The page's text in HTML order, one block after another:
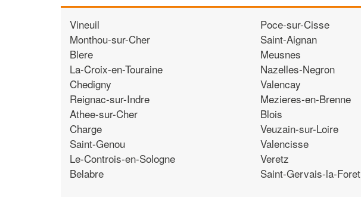
Vineuil
Monthou-sur-Cher
Blere
La-Croix-en-Touraine
Chedigny
Reignac-sur-Indre
Athee-sur-Cher
Charge
Saint-Genou
Le-Controis-en-Sologne
Belabre
Poce-sur-Cisse
Saint-Aignan
Meusnes
Nazelles-Negron
Valencay
Mezieres-en-Brenne
Blois
Veuzain-sur-Loire
Valencisse
Veretz
Saint-Gervais-la-Foret